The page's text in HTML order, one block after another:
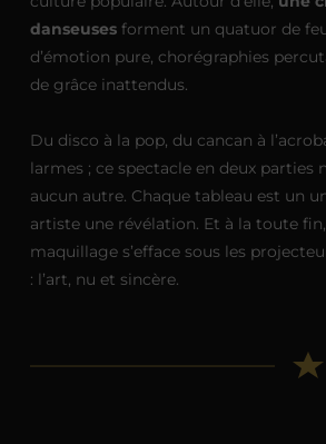
danseusesforment un quatuor de
d’émotion pure, chorégraphies
de grâce inattendus.
Du disco à la pop, du cancan à
larmes ; ce spectacle en deux parties
aucun autre. Chaque tableau est un
artiste une révélation. Et à la toute
maquillage s’efface sous les
: l’art, nu et sincère.